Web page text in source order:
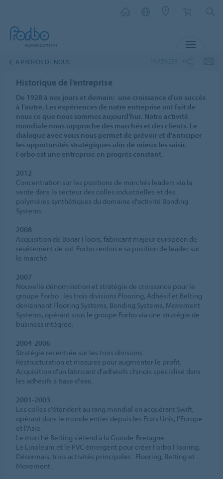
A PROPOS DE NOUS
Historique de l’entreprise
De 1928 à nos jours et demain: une croissance d'un succès
à l'autre. Les expériences de notre entreprise ont fait de
nous ce que nous sommes aujourd'hui. Notre activité
mondiale nous rapproche des marchés et des clients. Le
dialogue avec vous nous permet de prévoir et d'anticiper
les opportunités stratégiques afin de mieux les saisir.
Forbo est une entreprise en progrès constant.
2012
Concentration sur les positions de marchés leaders via la
vente dans le secteur des colles industrielles et des
polymères synthétiques du domaine d'activité Bonding
Systems.
2008
Acquisition de Bonar Floors, fabricant majeur européen de
revêtement de sol. Forbo renforce sa position de leader sur
le marché
2007
Nouvelle dénomination et stratégie de croissance pour le
groupe Forbo : les trois divisions Flooring, Adhésif et Belting
deviennent Flooring Systems, Bonding Systems, Movement
Systems, opérant sous le groupe Forbo via une stratégie de
business intégrée.
2004-2006
Stratégie recentrée sur les trois divisions.
Restructuration et mesures pour augmenter le profit.
Acquisition d'un fabricant d'adhésifs chinois spécialisé dans
les adhésifs à base d'eau.
2001-2003
Les colles s'étendent au rang mondial en acquérant Swift,
opérant dans le monde entier depuis les Etats Unis, l'Europe
et l'Asie.
Le marché Belting s'étend à la Grande-Bretagne.
Le Linoleum et le PVC émergent pour créer Forbo Flooring.
Désormais, trois activités principales : Flooring, Belting et
Movement.